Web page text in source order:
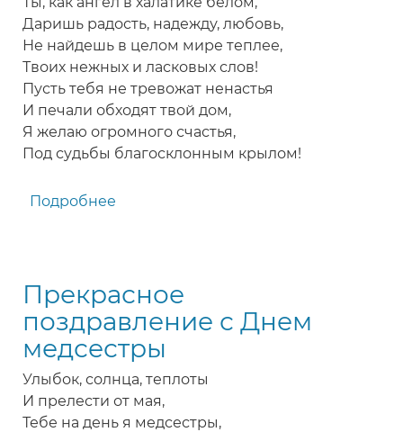
Даришь радость, надежду, любовь,
Не найдешь в целом мире теплее,
Твоих нежных и ласковых слов!
Пусть тебя не тревожат ненастья
И печали обходят твой дом,
Я желаю огромного счастья,
Под судьбы благосклонным крылом!
Подробнее
с
Днем
медицинских
сестер
Прекрасное
поздравление с Днем
медсестры
Улыбок, солнца, теплоты
И прелести от мая,
Тебе на день я медсестры,